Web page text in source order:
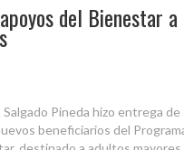
del Bienestar a
Pineda hizo entrega de
beneficiarios del